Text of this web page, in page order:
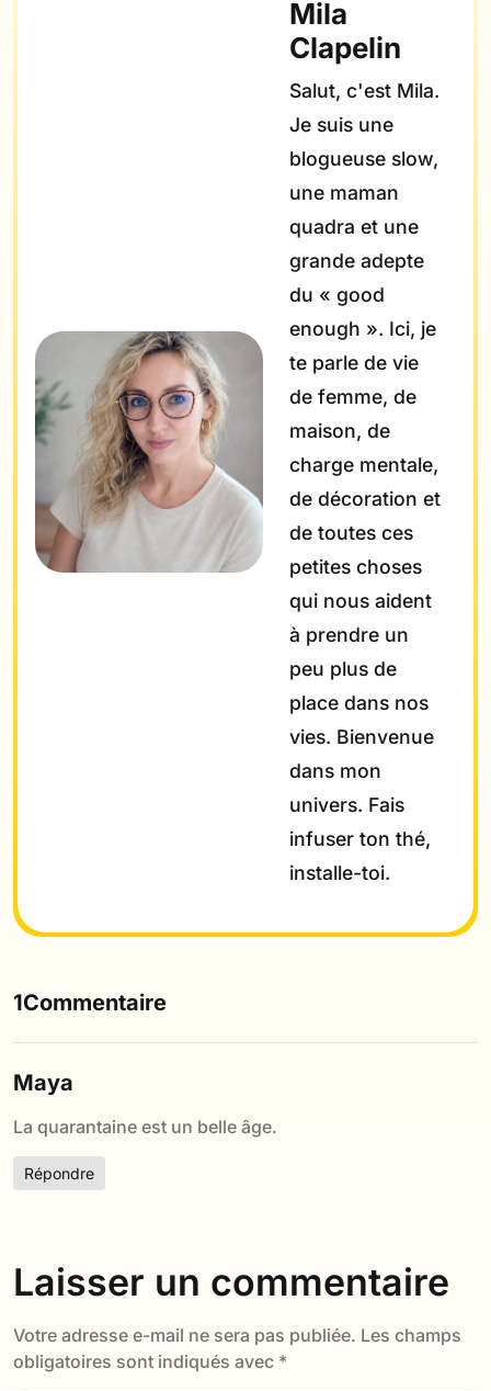
Mila
Clapelin
Salut, c'est Mila.
Je suis une
blogueuse slow,
une maman
quadra et une
grande adepte
du « good
enough ». Ici, je
te parle de vie
de femme, de
maison, de
charge mentale,
de décoration et
de toutes ces
petites choses
qui nous aident
à prendre un
peu plus de
place dans nos
vies. Bienvenue
dans mon
univers. Fais
infuser ton thé,
installe-toi.
1Commentaire
Maya
La quarantaine est un belle âge.
Répondre
Laisser un commentaire
Votre adresse e-mail ne sera pas publiée. Les champs
obligatoires sont indiqués avec *